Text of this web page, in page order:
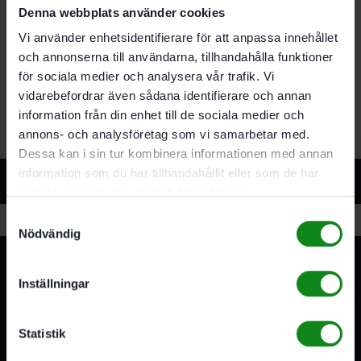
Denna webbplats använder cookies
Vi använder enhetsidentifierare för att anpassa innehållet
och annonserna till användarna, tillhandahålla funktioner
för sociala medier och analysera vår trafik. Vi
vidarebefordrar även sådana identifierare och annan
information från din enhet till de sociala medier och
annons- och analysföretag som vi samarbetar med.
Dessa kan i sin tur kombinera informationen med annan
information som du har tillhandahållit eller som de har
Nödvändig
Inställningar
Statistik
För antistatisk sugslang plug it D27/22×3.5 AS-
GQ/CT och D27/22x 5 AS-GQ/CT
Antistatisk
Svivelkoppling för anslutning på dammsugarens
insug. ytterdiameter Ø 58 mm
Relaterade produkter